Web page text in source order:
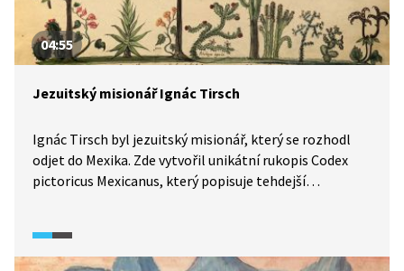
04:55
Jezuitský misionář Ignác Tirsch
Ignác Tirsch byl jezuitský misionář, který se rozhodl
odjet do Mexika. Zde vytvořil unikátní rukopis Codex
pictoricus Mexicanus, který popisuje tehdejší
řízením“ na misionáře.